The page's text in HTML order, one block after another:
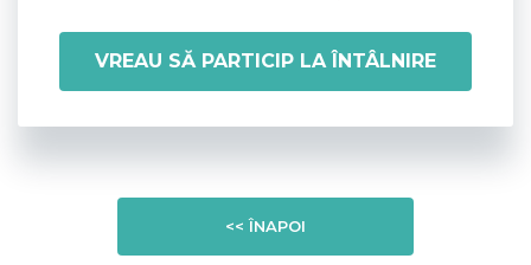
VREAU SĂ PARTICIP LA ÎNTÂLNIRE
<< ÎNAPOI